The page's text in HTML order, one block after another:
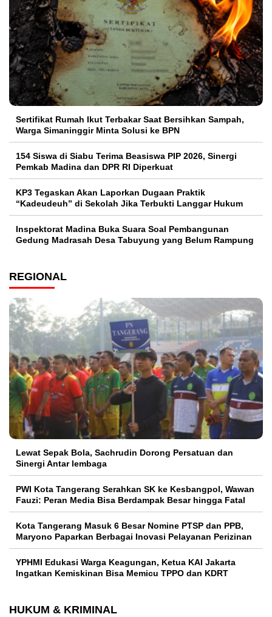
Sertifikat Rumah Ikut Terbakar Saat Bersihkan Sampah,
Warga Simaninggir Minta Solusi ke BPN
154 Siswa di Siabu Terima Beasiswa PIP 2026, Sinergi
Pemkab Madina dan DPR RI Diperkuat
KP3 Tegaskan Akan Laporkan Dugaan Praktik
“Kadeudeuh” di Sekolah Jika Terbukti Langgar Hukum
Inspektorat Madina Buka Suara Soal Pembangunan
Gedung Madrasah Desa Tabuyung yang Belum Rampung
REGIONAL
Lewat Sepak Bola, Sachrudin Dorong Persatuan dan
Sinergi Antar lembaga
PWI Kota Tangerang Serahkan SK ke Kesbangpol, Wawan
Fauzi: Peran Media Bisa Berdampak Besar hingga Fatal
Kota Tangerang Masuk 6 Besar Nomine PTSP dan PPB,
Maryono Paparkan Berbagai Inovasi Pelayanan Perizinan
YPHMI Edukasi Warga Keagungan, Ketua KAI Jakarta
Ingatkan Kemiskinan Bisa Memicu TPPO dan KDRT
HUKUM & KRIMINAL